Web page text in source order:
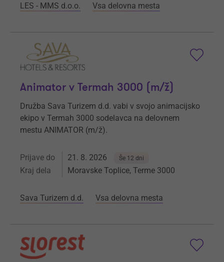
LES - MMS d.o.o. Vsa delovna mesta
Animator v Termah 3000 (m/ž)
Družba Sava Turizem d.d. vabi v svojo animacijsko
ekipo v Termah 3000 sodelavca na delovnem
mestu ANIMATOR (m/ž).
Prijave do 21. 8. 2026 Še 12 dni
Kraj dela Moravske Toplice, Terme 3000
Sava Turizem d.d. Vsa delovna mesta